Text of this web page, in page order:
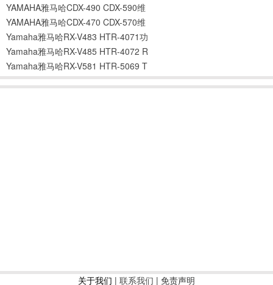
YAMAHA雅马哈CDX-490 CDX-590维
YAMAHA雅马哈CDX-470 CDX-570维
Yamaha雅马哈RX-V483 HTR-4071功
Yamaha雅马哈RX-V485 HTR-4072 R
Yamaha雅马哈RX-V581 HTR-5069 T
关于我们 | 联系我们 | 免责声明